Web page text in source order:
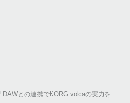
との連携でKORG volcaの実力を